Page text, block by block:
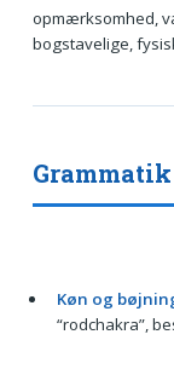
opmærksomhed,
bogstavelige,
Køn og
“rodchakra”,